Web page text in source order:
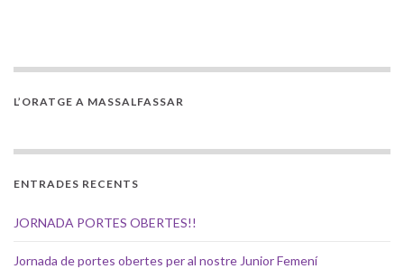
L’ORATGE A MASSALFASSAR
ENTRADES RECENTS
JORNADA PORTES OBERTES!!
Jornada de portes obertes per al nostre Junior Femení